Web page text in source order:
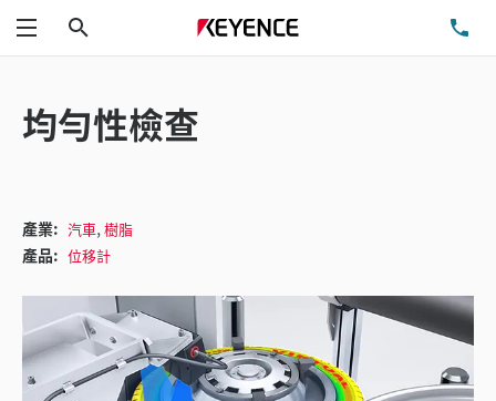
功能表
均勻性檢查
產業: 汽車, 樹脂
產品: 位移計